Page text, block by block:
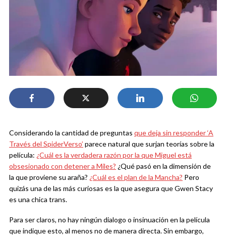
Considerando la cantidad de preguntas que deja sin responder ‘A
Través del SpiderVerso’ parece natural que surjan teorías sobre la
película: ¿Cuál es la verdadera razón por la que Miguel está
obsesionado con detener a Miles? ¿Qué pasó en la dimensión de
la que proviene su araña? ¿Cuál es el plan de la Mancha? Pero
quizás una de las más curiosas es la que asegura que Gwen Stacy
es una chica trans.
Para ser claros, no hay ningún dialogo o insinuación en la película
que indique esto, al menos no de manera directa. Sin embargo,